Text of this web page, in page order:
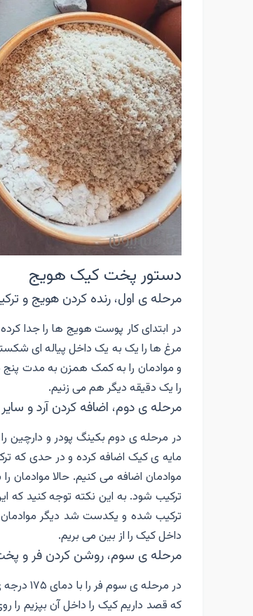
دستور پخت کیک هویج
مرحله ی اول، رنده کردن هویج و
در ابتدای کار پوست هویج ها را جدا
مرغ ها را یک به یک داخل پیاله ای
و موادمان را به کمک همزن به مدت پنج
را یک دقیقه دیگر هم می زنیم.
مرحله ی دوم، اضافه کردن آرد و
در مرحله ی دوم بکینگ پودر و دارچین
مایه ی کیک اضافه کرده و در حدی که
موادمان اضافه می کنیم. حالا
ترکیب شود. به این نکته توجه کنید که
ترکیب شده و یکدست شد دیگر موادمان
داخل کیک را از بین می بریم‌.
مرحله ی سوم، روشن کردن فر و
در
که قصد داریم کیک را داخل آن بپزیم را